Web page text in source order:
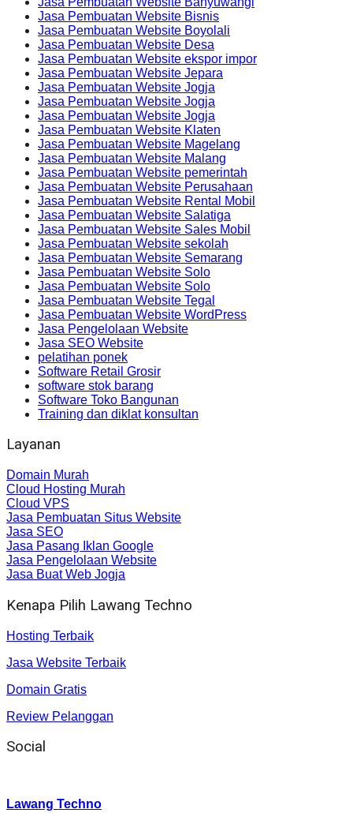
Jasa Pembuatan Website Bisnis
Jasa Pembuatan Website Boyolali
Jasa Pembuatan Website Desa
Jasa Pembuatan Website ekspor impor
Jasa Pembuatan Website Jepara
Jasa Pembuatan Website Jogja
Jasa Pembuatan Website Jogja
Jasa Pembuatan Website Jogja
Jasa Pembuatan Website Klaten
Jasa Pembuatan Website Magelang
Jasa Pembuatan Website Malang
Jasa Pembuatan Website pemerintah
Jasa Pembuatan Website Perusahaan
Jasa Pembuatan Website Rental Mobil
Jasa Pembuatan Website Salatiga
Jasa Pembuatan Website Sales Mobil
Jasa Pembuatan Website sekolah
Jasa Pembuatan Website Semarang
Jasa Pembuatan Website Solo
Jasa Pembuatan Website Solo
Jasa Pembuatan Website Tegal
Jasa Pembuatan Website WordPress
Jasa Pengelolaan Website
Jasa SEO Website
pelatihan ponek
Software Retail Grosir
software stok barang
Software Toko Bangunan
Training dan diklat konsultan
Layanan
Domain Murah
Cloud Hosting Murah
Cloud VPS
Jasa Pembuatan Situs Website
Jasa SEO
Jasa Pasang Iklan Google
Jasa Pengelolaan Website
Jasa Buat Web Jogja
Kenapa Pilih Lawang Techno
Hosting Terbaik
Jasa Website Terbaik
Domain Gratis
Review Pelanggan
Social
Lawang Techno